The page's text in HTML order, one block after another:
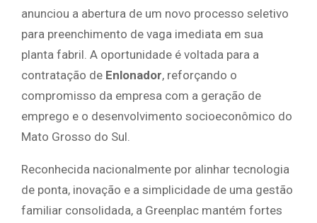
anunciou a abertura de um novo processo seletivo
para preenchimento de vaga imediata em sua
planta fabril. A oportunidade é voltada para a
contratação de Enlonador, reforçando o
compromisso da empresa com a geração de
emprego e o desenvolvimento socioeconômico do
Mato Grosso do Sul.
​Reconhecida nacionalmente por alinhar tecnologia
de ponta, inovação e a simplicidade de uma gestão
familiar consolidada, a Greenplac mantém fortes